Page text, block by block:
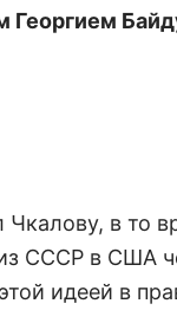
в то
СССР в США
идеей в